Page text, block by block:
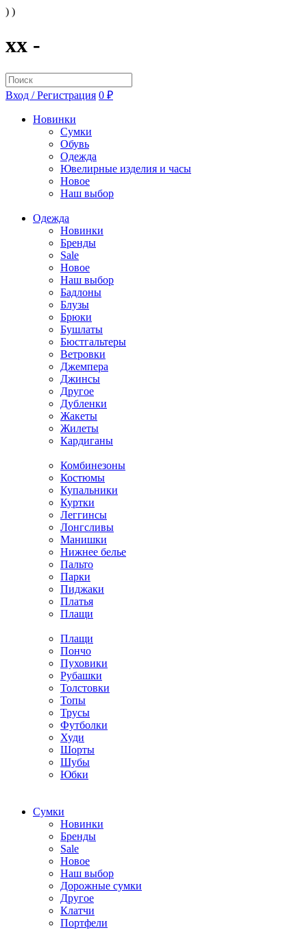
) )
xx -
Вход / Регистрация 0 ₽
Новинки
Сумки
Обувь
Одежда
Ювелирные изделия и часы
Новое
Наш выбор
Одежда
Новинки
Бренды
Sale
Новое
Наш выбор
Бадлоны
Блузы
Брюки
Бушлаты
Бюстгальтеры
Ветровки
Джемпера
Джинсы
Другое
Дубленки
Жакеты
Жилеты
Кардиганы
Комбинезоны
Костюмы
Купальники
Куртки
Леггинсы
Лонгсливы
Манишки
Нижнее белье
Пальто
Парки
Пиджаки
Платья
Плащи
Плащи
Пончо
Пуховики
Рубашки
Толстовки
Топы
Трусы
Футболки
Худи
Шорты
Шубы
Юбки
Cумки
Новинки
Бренды
Sale
Новое
Наш выбор
Дорожные сумки
Другое
Клатчи
Портфели